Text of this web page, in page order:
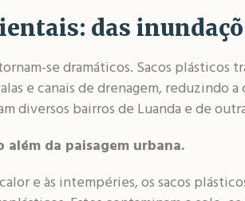
das
se dramáticos. Sacos plásticos
e canais de drenagem, reduzindo
diversos bairros de Luanda e de
da paisagem urbana.
e às intempéries, os sacos